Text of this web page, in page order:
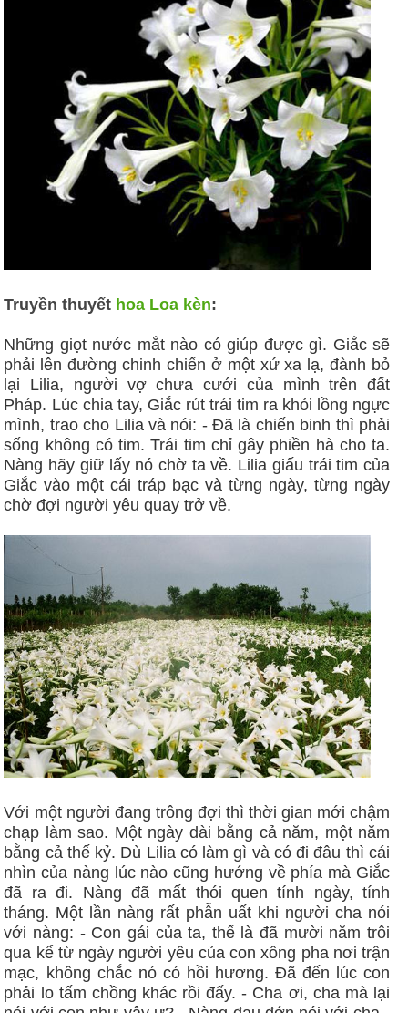
Truyền thuyết hoa Loa kèn:
Những giọt nước mắt nào có giúp được gì. Giắc sẽ
phải lên đường chinh chiến ở một xứ xa lạ, đành bỏ
lại Lilia, người vợ chưa cưới của mình trên đất
Pháp. Lúc chia tay, Giắc rút trái tim ra khỏi lồng ngực
mình, trao cho Lilia và nói: - Ðã là chiến binh thì phải
sống không có tim. Trái tim chỉ gây phiền hà cho ta.
Nàng hãy giữ lấy nó chờ ta về. Lilia giấu trái tim của
Giắc vào một cái tráp bạc và từng ngày, từng ngày
chờ đợi người yêu quay trở về.
Với một người đang trông đợi thì thời gian mới chậm
chạp làm sao. Một ngày dài bằng cả năm, một năm
bằng cả thế kỷ. Dù Lilia có làm gì và có đi đâu thì cái
nhìn của nàng lúc nào cũng hướng về phía mà Giắc
đã ra đi. Nàng đã mất thói quen tính ngày, tính
tháng. Một lần nàng rất phẫn uất khi người cha nói
với nàng: - Con gái của ta, thế là đã mười năm trôi
qua kể từ ngày người yêu của con xông pha nơi trận
mạc, không chắc nó có hồi hương. Ðã đến lúc con
phải lo tấm chồng khác rồi đấy. - Cha ơi, cha mà lại